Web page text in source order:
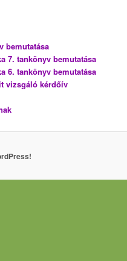
bemutatása
7. tankönyv bemutatása
6. tankönyv bemutatása
vizsgáló kérdőív